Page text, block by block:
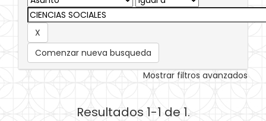
Comenzar nueva busqueda
Mostrar filtros avanzados
Resultados 1-1 de 1.